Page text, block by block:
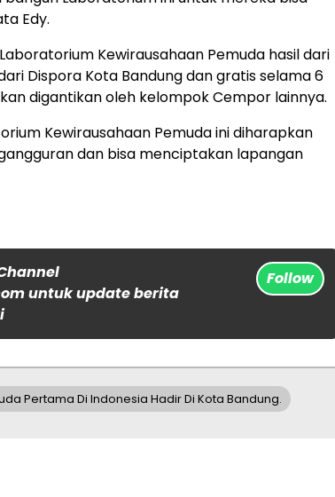
Edy.
Kewirausahaan Pemuda hasil dari
Dispora Kota Bandung dan gratis selama 6
digantikan oleh kelompok Cempor lainnya.
Kewirausahaan Pemuda ini diharapkan
dan bisa menciptakan lapangan
untuk update berita
Follow
Pertama Di Indonesia Hadir Di Kota Bandung.